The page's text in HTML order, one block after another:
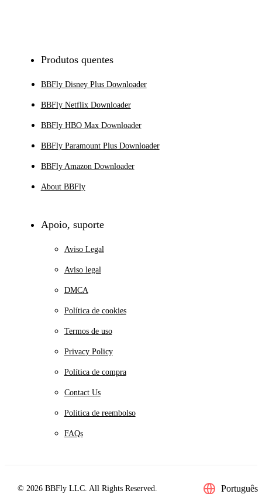
Produtos quentes
BBFly Disney Plus Downloader
BBFly Netflix Downloader
BBFly HBO Max Downloader
BBFly Paramount Plus Downloader
BBFly Amazon Downloader
About BBFly
Apoio, suporte
Aviso Legal
Aviso legal
DMCA
Política de cookies
Termos de uso
Privacy Policy
Política de compra
Contact Us
Politica de reembolso
FAQs
© 2026 BBFly LLC. All Rights Reserved. Português